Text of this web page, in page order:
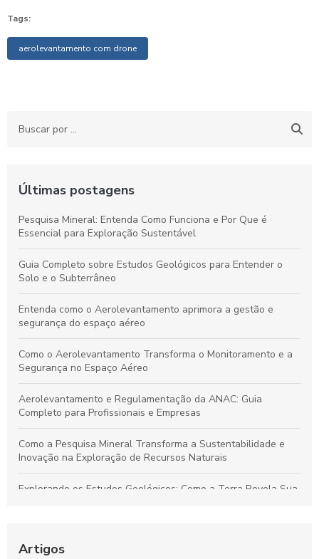
Tags:
aerolevantamento com drone
Últimas postagens
Pesquisa Mineral: Entenda Como Funciona e Por Que é
Essencial para Exploração Sustentável
Guia Completo sobre Estudos Geológicos para Entender o
Solo e o Subterrâneo
Entenda como o Aerolevantamento aprimora a gestão e
segurança do espaço aéreo
Como o Aerolevantamento Transforma o Monitoramento e a
Segurança no Espaço Aéreo
Aerolevantamento e Regulamentação da ANAC: Guia
Completo para Profissionais e Empresas
Como a Pesquisa Mineral Transforma a Sustentabilidade e
Inovação na Exploração de Recursos Naturais
Explorando os Estudos Geológicos: Como a Terra Revela Sua
revoluciona a coleta de dados em múltiplos setores
Artigos